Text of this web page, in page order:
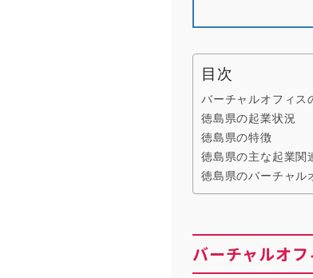
目次
バーチャルオフィス
徳島県の起業状況
徳島県の特徴
徳島県の主な起業関
徳島県のバーチャル
バーチャルオ